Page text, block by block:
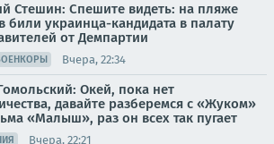
Стешин: Спешите видеть: на пляже
били украинца-кандидата в палату
от Демпартии
Вчера, 22:34
Окей, пока нет
давайте разберемся с «Жуком»
«Малыш», раз он всех так пугает
Вчера, 22:21